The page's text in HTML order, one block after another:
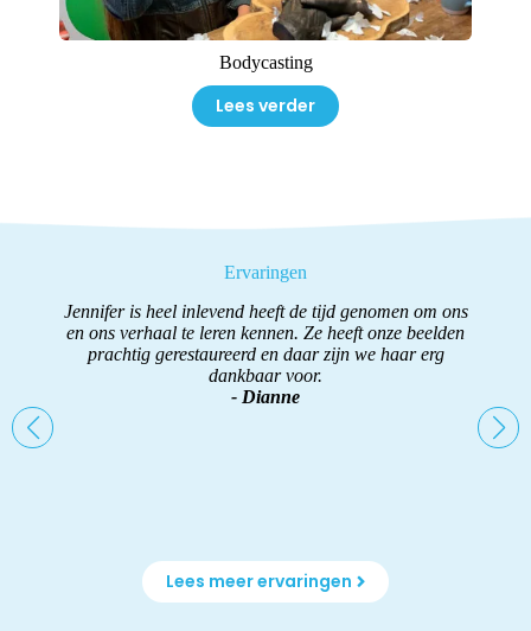
Bodycasting
Lees verder
Ervaringen
Jennifer is heel inlevend heeft de tijd genomen om ons
en ons verhaal te leren kennen. Ze heeft onze beelden
prachtig gerestaureerd en daar zijn we haar erg
dankbaar voor.
- Dianne
Lees meer ervaringen